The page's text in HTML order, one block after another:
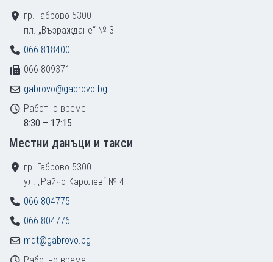
гр. Габрово 5300
пл. „Възраждане“ № 3
066 818400
066 809371
gabrovo@gabrovo.bg
Работно време
8:30 – 17:15
Местни данъци и такси
гр. Габрово 5300
ул. „Райчо Каролев“ № 4
066 804775
066 804776
mdt@gabrovo.bg